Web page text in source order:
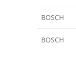
BOSCH
BOSCH